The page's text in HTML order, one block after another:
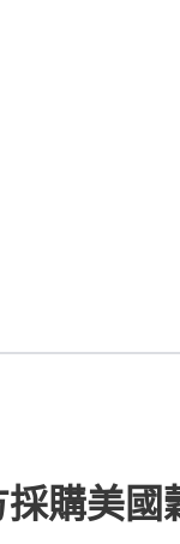
購美國